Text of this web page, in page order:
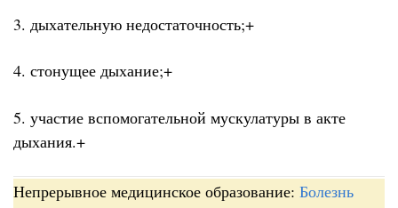
3. дыхательную недостаточность;+
4. стонущее дыхание;+
5. участие вспомогательной мускулатуры в акте
дыхания.+
Непрерывное медицинское образование: Болезнь